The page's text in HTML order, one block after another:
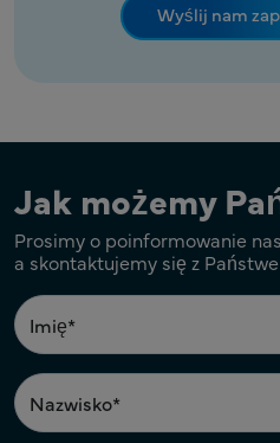
Wyślij nam
Jak możemy
Prosimy o poinformowanie
a skontaktujemy się z